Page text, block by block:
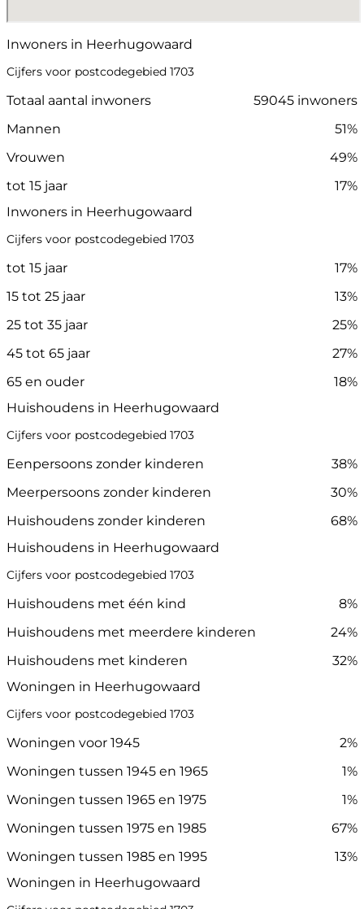
Inwoners in Heerhugowaard
Cijfers voor postcodegebied 1703
Totaal aantal inwoners
59045 inwoners
Mannen
51%
Vrouwen
49%
tot 15 jaar
17%
Inwoners in Heerhugowaard
Cijfers voor postcodegebied 1703
tot 15 jaar
17%
15 tot 25 jaar
13%
25 tot 35 jaar
25%
45 tot 65 jaar
27%
65 en ouder
18%
Huishoudens in Heerhugowaard
Cijfers voor postcodegebied 1703
Eenpersoons zonder kinderen
38%
Meerpersoons zonder kinderen
30%
Huishoudens zonder kinderen
68%
Huishoudens in Heerhugowaard
Cijfers voor postcodegebied 1703
Huishoudens met één kind
8%
Huishoudens met meerdere kinderen
24%
Huishoudens met kinderen
32%
Woningen in Heerhugowaard
Cijfers voor postcodegebied 1703
Woningen voor 1945
2%
Woningen tussen 1945 en 1965
1%
Woningen tussen 1965 en 1975
1%
Woningen tussen 1975 en 1985
67%
Woningen tussen 1985 en 1995
13%
Woningen in Heerhugowaard